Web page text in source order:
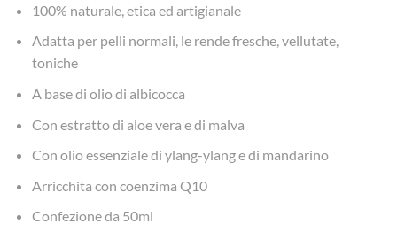
100% naturale, etica ed artigianale
Adatta per pelli normali, le rende fresche, vellutate,
toniche
A base di olio di albicocca
Con estratto di aloe vera e di malva
Con olio essenziale di ylang-ylang e di mandarino
Arricchita con coenzima Q10
Confezione da 50ml